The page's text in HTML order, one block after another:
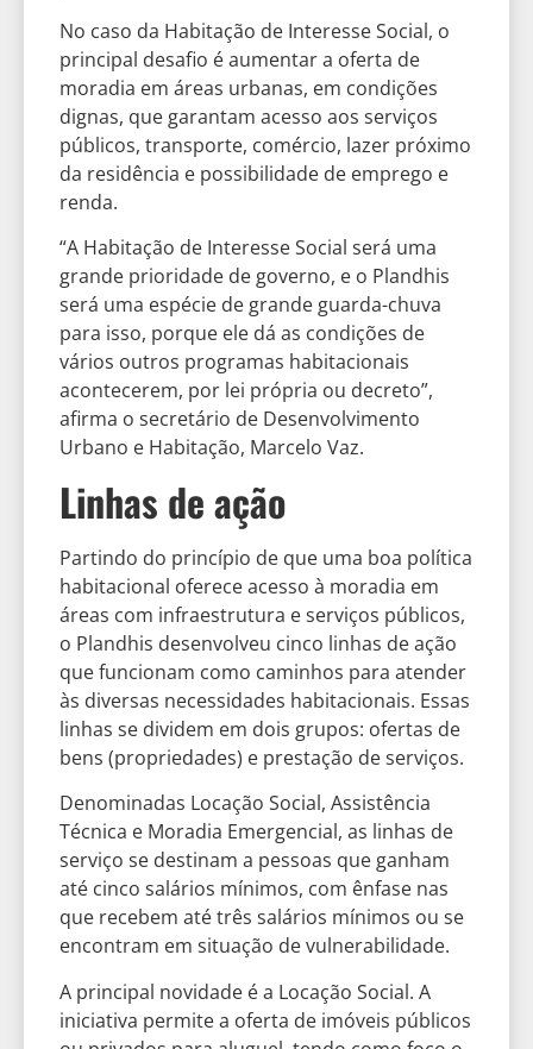
No caso da Habitação de Interesse Social, o
principal desafio é aumentar a oferta de
moradia em áreas urbanas, em condições
dignas, que garantam acesso aos serviços
públicos, transporte, comércio, lazer próximo
da residência e possibilidade de emprego e
renda.
“A Habitação de Interesse Social será uma
grande prioridade de governo, e o Plandhis
será uma espécie de grande guarda-chuva
para isso, porque ele dá as condições de
vários outros programas habitacionais
acontecerem, por lei própria ou decreto”,
afirma o secretário de Desenvolvimento
Urbano e Habitação, Marcelo Vaz.
Linhas de ação
Partindo do princípio de que uma boa política
habitacional oferece acesso à moradia em
áreas com infraestrutura e serviços públicos,
o Plandhis desenvolveu cinco linhas de ação
que funcionam como caminhos para atender
às diversas necessidades habitacionais. Essas
linhas se dividem em dois grupos: ofertas de
bens (propriedades) e prestação de serviços.
Denominadas Locação Social, Assistência
Técnica e Moradia Emergencial, as linhas de
serviço se destinam a pessoas que ganham
até cinco salários mínimos, com ênfase nas
que recebem até três salários mínimos ou se
encontram em situação de vulnerabilidade.
A principal novidade é a Locação Social. A
iniciativa permite a oferta de imóveis públicos